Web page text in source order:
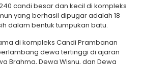
candi besar dan kecil di kompleks
yang berhasil dipugar adalah 18
dalam bentuk tumpukan batu.
di kompleks Candi Prambanan
dewa tertinggi di ajaran
Brahma, Dewa Wisnu, dan Dewa